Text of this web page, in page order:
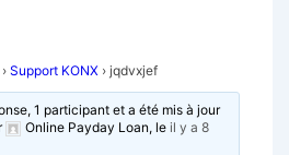
› Support KONX › jqdvxjef
1 participant et a été mis à jour
Online Payday Loan, leil y a 8